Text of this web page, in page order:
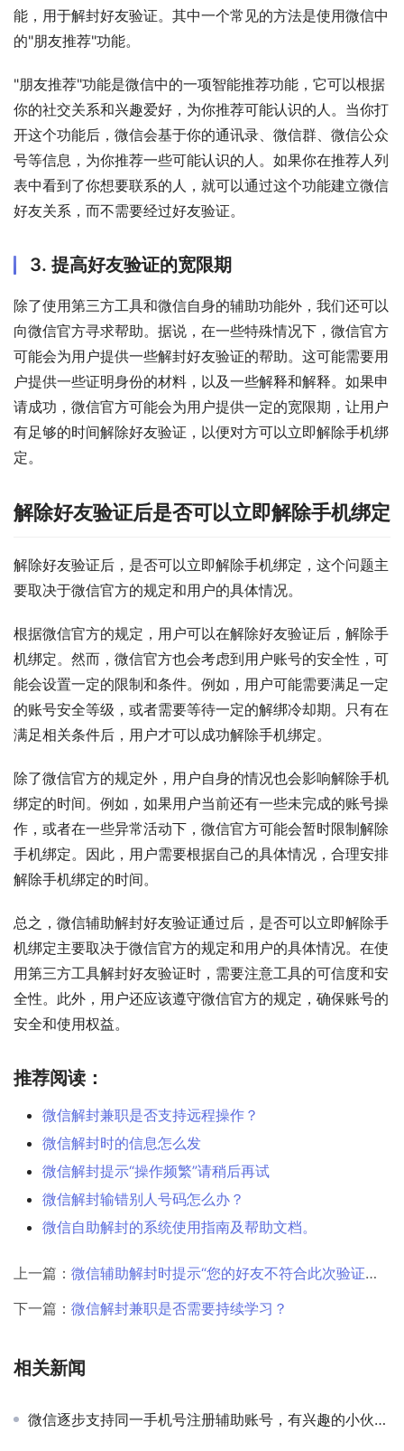
能，用于解封好友验证。其中一个常见的方法是使用微信中
的"朋友推荐"功能。
"朋友推荐"功能是微信中的一项智能推荐功能，它可以根据
你的社交关系和兴趣爱好，为你推荐可能认识的人。当你打
开这个功能后，微信会基于你的通讯录、微信群、微信公众
号等信息，为你推荐一些可能认识的人。如果你在推荐人列
表中看到了你想要联系的人，就可以通过这个功能建立微信
好友关系，而不需要经过好友验证。
3. 提高好友验证的宽限期
除了使用第三方工具和微信自身的辅助功能外，我们还可以
向微信官方寻求帮助。据说，在一些特殊情况下，微信官方
可能会为用户提供一些解封好友验证的帮助。这可能需要用
户提供一些证明身份的材料，以及一些解释和解释。如果申
请成功，微信官方可能会为用户提供一定的宽限期，让用户
有足够的时间解除好友验证，以便对方可以立即解除手机绑
定。
解除好友验证后是否可以立即解除手机绑定
解除好友验证后，是否可以立即解除手机绑定，这个问题主
要取决于微信官方的规定和用户的具体情况。
根据微信官方的规定，用户可以在解除好友验证后，解除手
机绑定。然而，微信官方也会考虑到用户账号的安全性，可
能会设置一定的限制和条件。例如，用户可能需要满足一定
的账号安全等级，或者需要等待一定的解绑冷却期。只有在
满足相关条件后，用户才可以成功解除手机绑定。
除了微信官方的规定外，用户自身的情况也会影响解除手机
绑定的时间。例如，如果用户当前还有一些未完成的账号操
作，或者在一些异常活动下，微信官方可能会暂时限制解除
手机绑定。因此，用户需要根据自己的具体情况，合理安排
解除手机绑定的时间。
总之，微信辅助解封好友验证通过后，是否可以立即解除手
机绑定主要取决于微信官方的规定和用户的具体情况。在使
用第三方工具解封好友验证时，需要注意工具的可信度和安
全性。此外，用户还应该遵守微信官方的规定，确保账号的
安全和使用权益。
推荐阅读：
微信解封兼职是否支持远程操作？
微信解封时的信息怎么发
微信解封提示“操作频繁”请稍后再试
微信解封输错别人号码怎么办？
微信自助解封的系统使用指南及帮助文档。
上一篇： 微信辅助解封时提示“您的好友不符合此次验证要求”怎么办？
下一篇： 微信解封兼职是否需要持续学习？
相关新闻
微信逐步支持同一手机号注册辅助账号，有兴趣的小伙伴可以尝试！